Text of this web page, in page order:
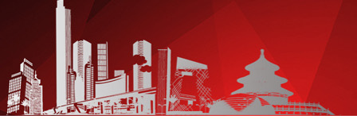
坚守人民立场 践行正确政绩观——北京拍卖协会流动党支部与第六流动联合党支部
压实安全责任 筑牢商务领域应急防线——北京拍卖协会参加全市商务领域“安全生产
艺术疗愈生活 展现积极人生 ——北京拍卖协会姚光锋会长一行参观刘双舟教授作品
强化内部监督机制 护航协会健康发展——北拍协第五届第四次监事会顺利召开